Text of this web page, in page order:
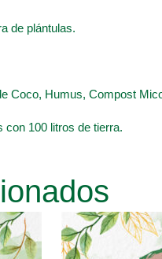
de plántulas.
Coco, Humus, Compost
con 100 litros de tierra.